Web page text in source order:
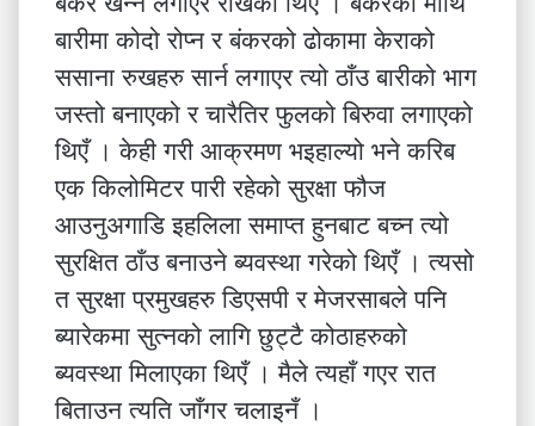
बारीमा कोदो रोप्न र बंकरको ढोकामा केराको
ससाना रुखहरु सार्न लगाएर त्यो ठाँउ बारीको भाग
जस्तो बनाएको र चारैतिर फुलको बिरुवा लगाएको
थिएँ । केही गरी आक्रमण भइहाल्यो भने करिब
एक किलोमिटर पारी रहेको सुरक्षा फौज
आउनुअगाडि इहलिला समाप्त हुनबाट बच्न त्यो
सुरक्षित ठाँउ बनाउने ब्यवस्था गरेको थिएँ । त्यसो
त सुरक्षा प्रमुखहरु डिएसपी र मेजरसाबले पनि
ब्यारेकमा सुत्नको लागि छुट्टै कोठाहरुको
ब्यवस्था मिलाएका थिएँ । मैले त्यहाँ गएर रात
बिताउन त्यति जाँगर चलाइनँ ।